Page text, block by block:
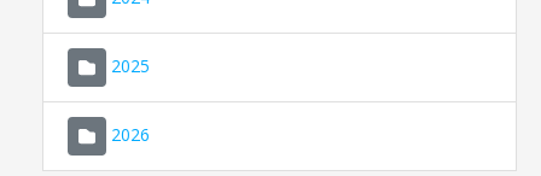
2025
2026